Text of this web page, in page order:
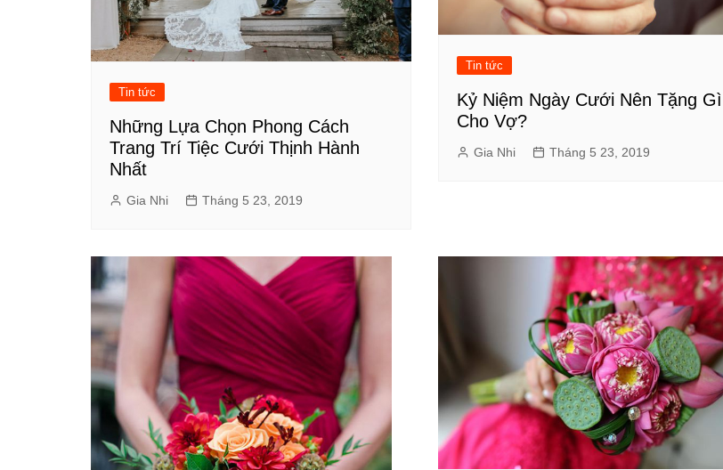
Tin tức
Những Lựa Chọn Phong Cách
Trang Trí Tiệc Cưới Thịnh Hành
Nhất
Gia Nhi Tháng 5 23, 2019
Tin tức
Kỷ Niệm Ngày Cưới Nên Tặng Gì
Cho Vợ?
Gia Nhi Tháng 5 23, 2019